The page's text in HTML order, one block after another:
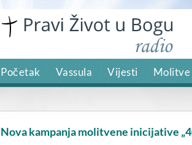
Početak Vassula Vijesti Molitve
Nova kampanja molitvene inicijative